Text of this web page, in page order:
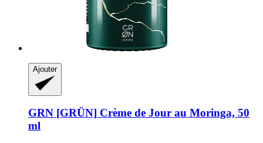
Ajouter
GRN [GRÜN] Crème de Jour au Moringa, 50
ml